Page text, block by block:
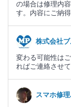
の場合は修理内
す。内容にご納
株式会社
変わる可能性は
ればご連絡させ
スマホ修